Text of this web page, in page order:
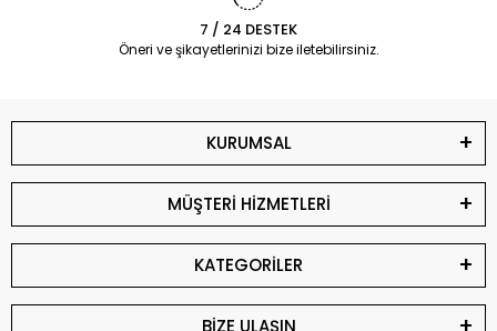
7 / 24 DESTEK
Öneri ve şikayetlerinizi bize iletebilirsiniz.
KURUMSAL
MÜŞTERİ HİZMETLERİ
KATEGORİLER
BİZE ULAŞIN